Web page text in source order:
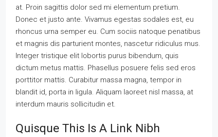
at. Proin sagittis dolor sed mi elementum pretium.
Donec et justo ante. Vivamus egestas sodales est, eu
rhoncus urna semper eu. Cum sociis natoque penatibus
et magnis dis parturient montes, nascetur ridiculus mus.
Integer tristique elit lobortis purus bibendum, quis
dictum metus mattis. Phasellus posuere felis sed eros
porttitor mattis. Curabitur massa magna, tempor in
blandit id, porta in ligula. Aliquam laoreet nisl massa, at
interdum mauris sollicitudin et.
Quisque This Is A Link Nibh